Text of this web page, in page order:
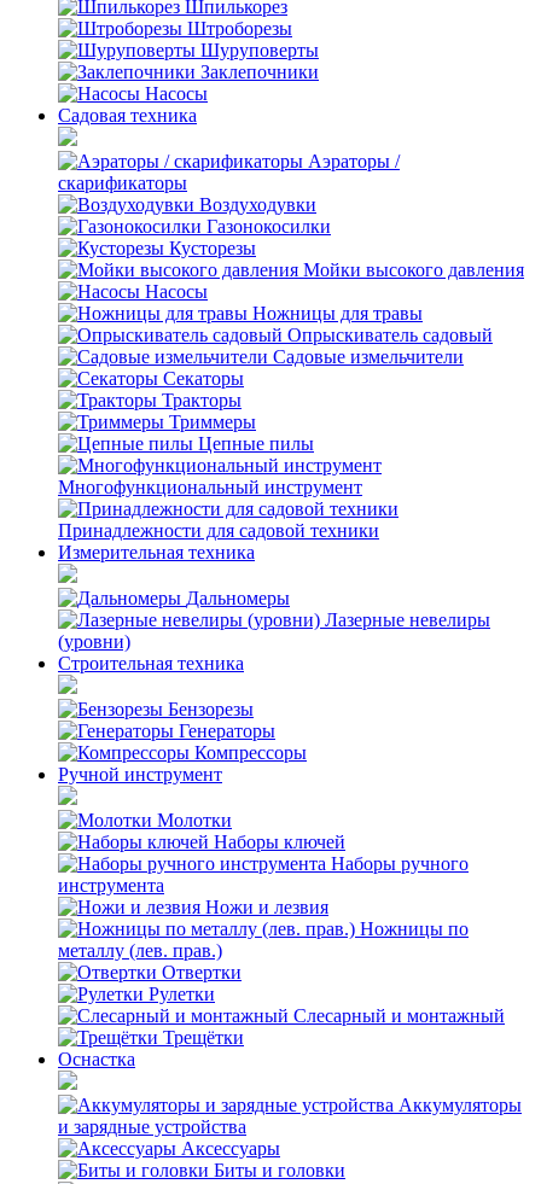
Шпилькорез
Штроборезы
Шуруповерты
Заклепочники
Насосы
Садовая техника
Аэраторы /
скарификаторы
Воздуходувки
Газонокосилки
Кусторезы
Мойки высокого давления
Насосы
Ножницы для травы
Опрыскиватель садовый
Садовые измельчители
Секаторы
Тракторы
Триммеры
Цепные пилы
Многофункциональный инструмент
Принадлежности для садовой техники
Измерительная техника
Дальномеры
Лазерные невелиры
(уровни)
Строительная техника
Бензорезы
Генераторы
Компрессоры
Ручной инструмент
Молотки
Наборы ключей
Наборы ручного
инструмента
Ножи и лезвия
Ножницы по
металлу (лев. прав.)
Отвертки
Рулетки
Слесарный и монтажный
Трещётки
Оснастка
Аккумуляторы
и зарядные устройства
Аксессуары
Биты и головки